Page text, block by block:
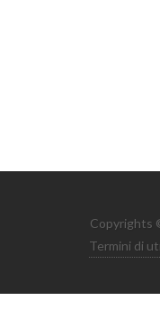
Copyrights
Termini di